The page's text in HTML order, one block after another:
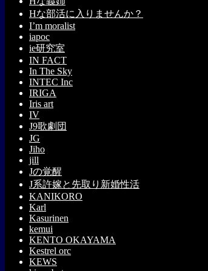
Hな部活に入りませんか？
I’m moralist
iapoc
ie研究室
IN FACT
In The Sky
INTEC Inc
IRIGA
Iris art
IV
J9歌劇団
JG
Jiho
jill
Jの覚醒
J系許嫁と先取り新婚性活
KANIKORO
Karl
Kasurinen
kemui
KENTO OKAYAMA
Kestrel orc
KEWS